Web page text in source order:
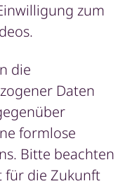
zum
die
Daten
formlose
Bitte beachten
für die Zukunft